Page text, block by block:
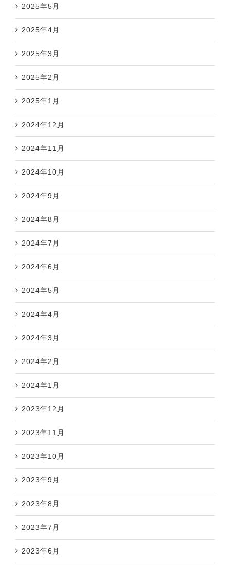
2025年5月
2025年4月
2025年3月
2025年2月
2025年1月
2024年12月
2024年11月
2024年10月
2024年9月
2024年8月
2024年7月
2024年6月
2024年5月
2024年4月
2024年3月
2024年2月
2024年1月
2023年12月
2023年11月
2023年10月
2023年9月
2023年8月
2023年7月
2023年6月